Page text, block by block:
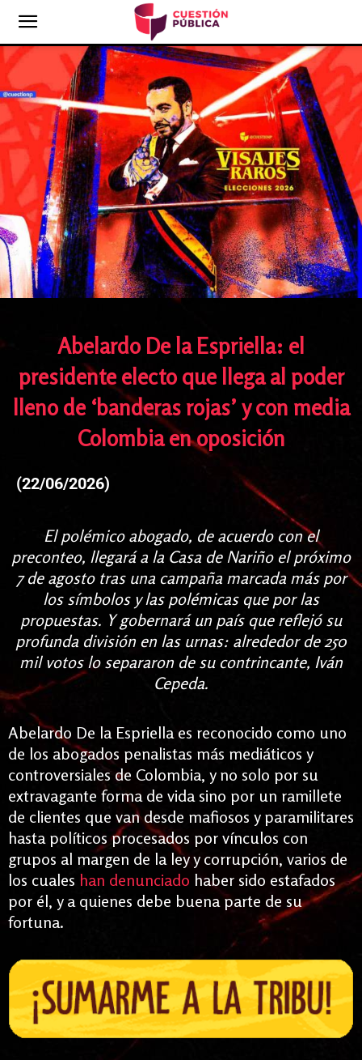
Abelardo De la Espriella: el
presidente electo que llega al poder
lleno de ‘banderas rojas’ y con media
Colombia en oposición
(22/06/2026)
El polémico abogado, de acuerdo con el
preconteo, llegará a la Casa de Nariño el próximo
7 de agosto tras una campaña marcada más por
los símbolos y las polémicas que por las
propuestas. Y gobernará un país que reflejó su
profunda división en las urnas: alrededor de 250
mil votos lo separaron de su contrincante, Iván
Cepeda.
Abelardo De la Espriella es reconocido como uno
de los abogados penalistas más mediáticos y
controversiales de Colombia, y no solo por su
extravagante forma de vida sino por un ramillete
de clientes que van desde mafiosos y paramilitares
hasta políticos procesados por vínculos con
grupos al margen de la ley y corrupción, varios de
los cuales han denunciado haber sido estafados
por él, y a quienes debe buena parte de su
fortuna.